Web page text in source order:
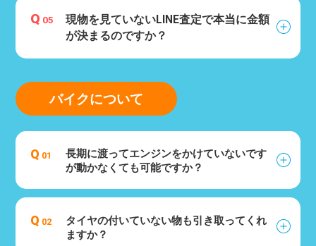
Q 05
現物を見ていないLINE査定で本当に金額
が決まるのですか？
バイクについて
Q 01
長期に渡ってエンジンをかけていないです
が動かなくても可能ですか？
Q 02
タイヤの付いていない物も引き取ってくれ
ますか？